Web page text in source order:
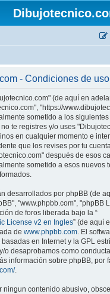
- Condiciones de uso
(de aquí en
"https://
sometido a los
te registres y/o uses
en cualquier momento e
que los revises por tu
después de esos
sometido a esos nuevos
desarrollados por phpBB (de
"www.phpbb.com", "phpBB
de foros liberada bajo la “
License v2 en Ingles” (de aquí
de www.phpbb.com. El
en Internet y la GPL
o desaprobamos como
información sobre phpBB, por
.
ningun contenido abusivo,